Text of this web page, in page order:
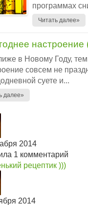
программах
Читать далее»
настроение
в Новому Году,
совсем не
суете и...
далее»
2014
1 комментарий
рецептик )))
2014